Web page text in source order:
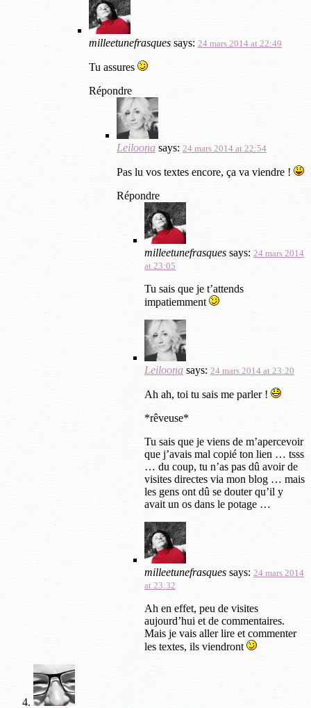
milleetunefrasques says: 24 mars 2014 at 22:49
Tu assures
Répondre
Leiloona says: 24 mars 2014 at 22:54
Pas lu vos textes encore, ça va viendre !
Répondre
milleetunefrasques says: 24 mars 2014
at 23:05
Tu sais que je t’attends
impatiemment
Leiloona says: 24 mars 2014 at 23:20
Ah ah, toi tu sais me parler !
*rêveuse*
Tu sais que je viens de m’apercevoir
que j’avais mal copié ton lien … tsss
… du coup, tu n’as pas dû avoir de
visites directes via mon blog … mais
les gens ont dû se douter qu’il y
avait un os dans le potage …
milleetunefrasques says: 24 mars 2014
at 23:32
Ah en effet, peu de visites
aujourd’hui et de commentaires.
Mais je vais aller lire et commenter
les textes, ils viendront